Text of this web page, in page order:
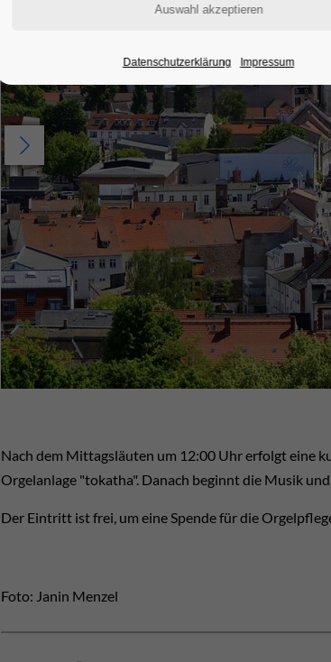
Nach dem Mittagsläuten um 12:00 Uhr erfolgt eine
Orgelanlage "tokatha". Danach beginnt die Musik
Der Eintritt ist frei, um eine Spende für die
Foto: Janin Menzel
Datenschutzerklärung Impressum